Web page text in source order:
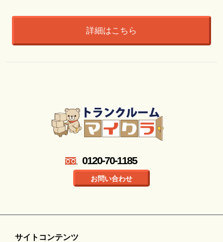
詳細はこちら
0120-70-1185
お問い合わせ
サイトコンテンツ